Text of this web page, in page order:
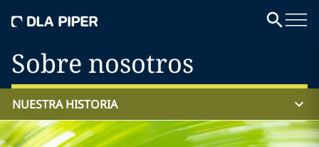
Sobre nosotros
NUESTRA HISTORIA